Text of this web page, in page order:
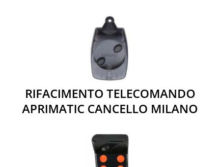
RIFACIMENTO TELECOMANDO
APRIMATIC CANCELLO MILANO